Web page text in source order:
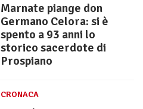
Marnate piange don
Germano Celora: si è
spento a 93 anni lo
storico sacerdote di
Prospiano
CRONACA